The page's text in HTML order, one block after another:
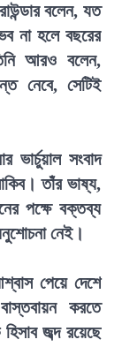
বলেন, যত
না হলে বছরের
আরও বলেন,
নেবে, সেটিই
ভার্চুয়াল সংবাদ
তাঁর ভাষ্য,
পক্ষে বক্তব্য
নেই।
পেয়ে দেশে
করতে
জব্দ রয়েছে